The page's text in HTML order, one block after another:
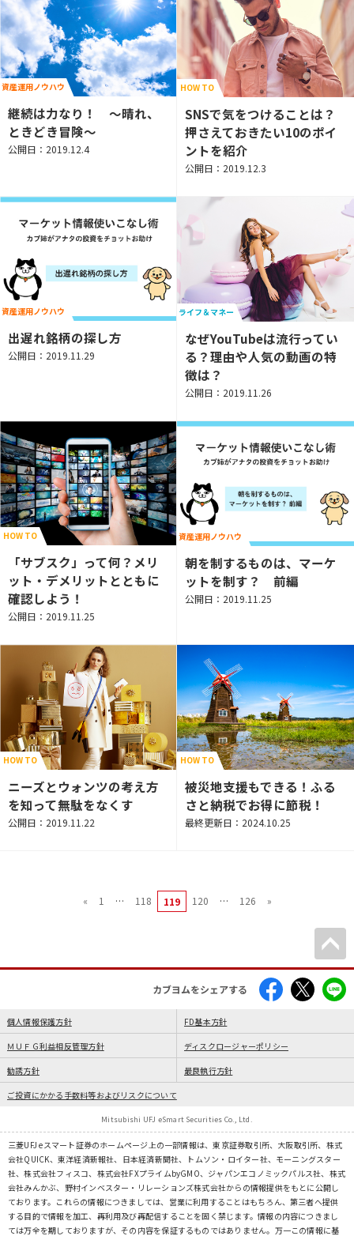
資産運用ノウハウ
継続は力なり！ ～晴れ、
ときどき冒険～
公開日：2019.12.4
HOW TO
SNSで気をつけることは？
押さえておきたい10のポイ
ントを紹介
公開日：2019.12.3
資産運用ノウハウ
出遅れ銘柄の探し方
公開日：2019.11.29
ライフ＆マネー
なぜYouTubeは流行ってい
る？理由や人気の動画の特
徴は？
公開日：2019.11.26
HOW TO
「サブスク」って何？メリ
ット・デメリットとともに
確認しよう！
公開日：2019.11.25
資産運用ノウハウ
朝を制するものは、マーケ
ットを制す？ 前編
公開日：2019.11.25
HOW TO
ニーズとウォンツの考え方
を知って無駄をなくす
公開日：2019.11.22
HOW TO
被災地支援もできる！ふる
さと納税でお得に節税！
最終更新日：2024.10.25
« 1 … 118 119 120 … 126 »
カブヨムをシェアする
個人情報保護方針 FD基本方針
ＭＵＦＧ利益相反管理方針 ディスクロージャーポリシー
勧誘方針 最良執行方針
ご投資にかかる手数料等およびリスクについて
Mitsubishi UFJ eSmart Securities Co., Ltd.
三菱UFJ eスマート証券のホームページ上の一部情報は、東京証券取引所、大阪取引所、株式
会社QUICK、東洋経済新報社、日本経済新聞社、トムソン・ロイター社、モーニングスター
社、株式会社フィスコ、株式会社FXプライムbyGMO、ジャパンエコノミックパルス社、株式
会社みんかぶ、野村インベスター・リレーションズ株式会社からの情報提供をもとに公開し
ております。これらの情報につきましては、営業に利用することはもちろん、第三者へ提供
する目的で情報を加工、再利用及び再配信することを固く禁じます。情報の内容につきまし
ては万全を期しておりますが、その内容を保証するものではありません。万一この情報に基